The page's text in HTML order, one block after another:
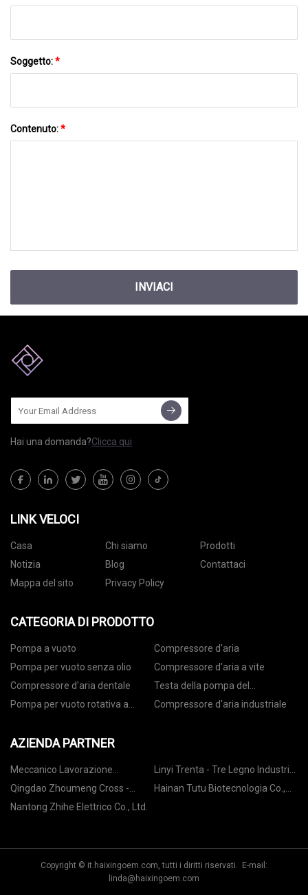
Soggetto:*
Contenuto:*
INVIACI
Hai una domanda?Clicca qui
LINK VELOCI
Casa Chi siamo
Prodotti
Notizia
Blog
Contattaci
Mappa del sito
Privacy Policy
CATEGORIA DI PRODOTTO
Pompa a vuoto
Compressore d'aria
Pompa per vuoto senza olio
Compressore d'aria a vite
Compressore d'aria dentale
Testa della pompa del
compressore d'aria
Pompa per vuoto rotativa a
Compressore d'aria industriale
AZIENDA PARTNER
Meccanico Lavorazione
(Shenzhen) Co.,Ltd
Linyi Trenta - Tre Legno Industria
Co., Ltd.
Qingdao Zhoumeng Cross -
bordo E - Commercio Co., Ltd.
Hainan Tutu Biotecnologia Co.,
Nantong Zhihe Elettrico Co., Ltd.
Copyright © it.haixingoem.com, tutti i diritti riservati. E-mail:
linda@haixingoem.com